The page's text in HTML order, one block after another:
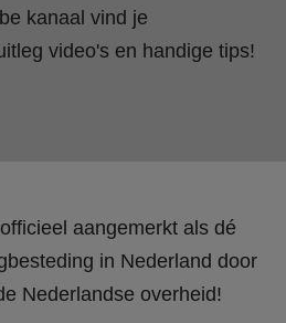
kanaal vind je
video's en handige tips!
aangemerkt als dé
in Nederland door
Nederlandse overheid!